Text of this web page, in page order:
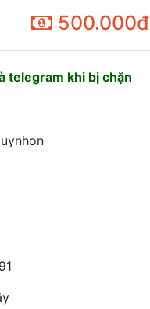
500.000đ
telegram khi bị chặn